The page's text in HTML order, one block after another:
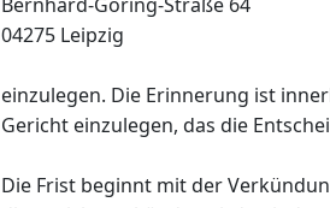
04275 Leipzig
einzulegen. Die Erinnerung ist
Gericht einzulegen, das die
Die Frist beginnt mit der